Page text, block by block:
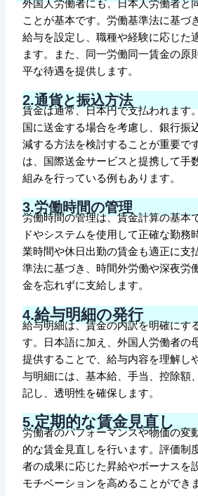
外国人労働者にも、日本人労働者と
ことが基本です。労働基準法に基づ
給与を設定し、職種や経験に応じた
ます。また、同一労働同一賃金の原
平な待遇を提供します。
2.通貨と振込方法
賃金は通常、日本円で支払われます
国に送金する場合を考慮し、銀行振
減する方法を検討することが重要で
は、国際送金サービスと提携して手
組みを行っている例もあります。
3.労働時間の管理
労働時間の管理は、賃金計算の基本
ドやシステムを使用して正確な勤務
業時間や休日出勤の賃金も適正に支
準法に基づき、時間外労働や深夜労
金を忘れずに支給します。
4.給与明細の発行
給与明細は、賃金の内訳を明確にす
す。日本語に加え、外国人労働者の
提供することで、給与内容を理解し
与明細には、基本給、手当、控除額
記し、透明性を確保します。
5.定期的な賃金見直し
労働者のパフォーマンスや物価の変
的な賃金見直しを行います。評価制
者の成果に応じた昇給やボーナスを
モチベーションを高めることができ